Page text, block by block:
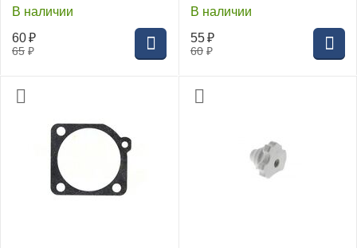
В наличии
65 ₽
60 ₽
В наличии
60 ₽
55 ₽